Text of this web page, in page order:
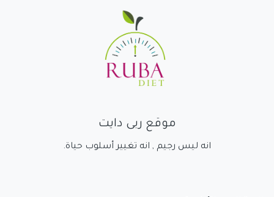
موقع ربى دايت
انه ليس رجيم , انه تغيير أسلوب حياة.